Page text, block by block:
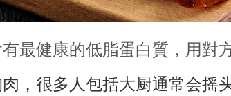
最健康的低脂蛋白質，用對
，很多人包括大厨通常会摇